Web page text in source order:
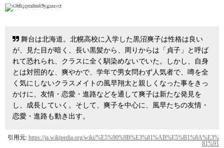
引用: http://blog.livedoor.jp/sosegon226-houga/archives/4295242.html
舞台は北海道。北幌高校に入学した黒沼爽子は性格は良い
が、見た目が暗く、長い黒髪から、周りからは「貞子」と呼ば
れて恐れられ、クラスに全く馴染めないでいた。しかし、自身
とは対照的な、爽やかで、学年で男女問わず人気者で、噂を全
く気にしないクラスメイトの風早翔太と親しくなった事をきっ
かけに、友情・恋愛・進路などを通して爽子は新たな発見を
し、成長していく。そして、爽子を中心に、風早たちの友情・
恋愛・進路も動き出す。
引用元: https://ja.wikipedia.org/wiki/%E5%90%9B%E3%81%AB%E5%B1%8A%E3%
81%91